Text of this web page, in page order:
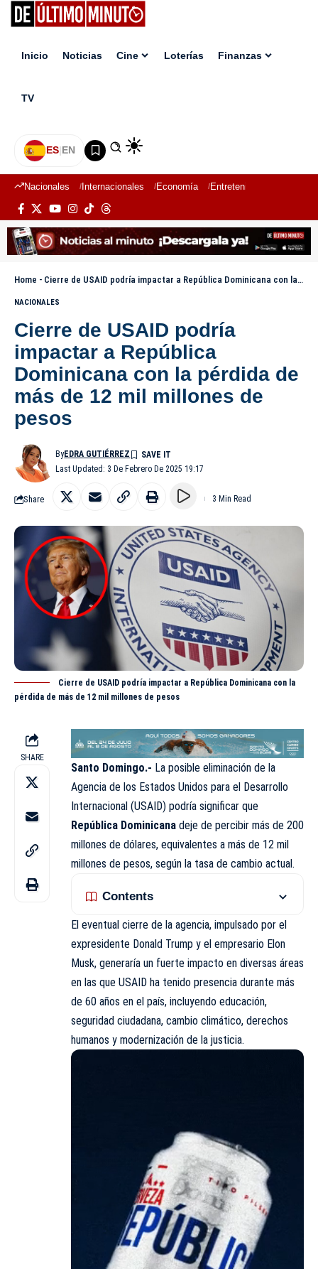
Inicio Noticias Cine Loterías Finanzas
TV
ES|EN
Nacionales Internacionales Economía Entretenimiento
Home - Cierre de USAID podría impactar a República Dominicana con la pérdida de más de 12 mil millones de pesos
NACIONALES
Cierre de USAID podría
impactar a República
Dominicana con la pérdida de
más de 12 mil millones de
pesos
Last Updated: 3 De Febrero De 2025 19:17
ByEDRA GUTIÉRREZ
Share 3 Min Read
Cierre de USAID podría impactar a República Dominicana con la
pérdida de más de 12 mil millones de pesos
SHARE
Santo Domingo.- La posible eliminación de la
Agencia de los Estados Unidos para el Desarrollo
Internacional (USAID) podría significar que
República Dominicana deje de percibir más de 200
millones de dólares, equivalentes a más de 12 mil
millones de pesos, según la tasa de cambio actual.
Contents
El eventual cierre de la agencia, impulsado por el
expresidente Donald Trump y el empresario Elon
Musk, generaría un fuerte impacto en diversas áreas
en las que USAID ha tenido presencia durante más
de 60 años en el país, incluyendo educación,
seguridad ciudadana, cambio climático, derechos
humanos y modernización de la justicia.